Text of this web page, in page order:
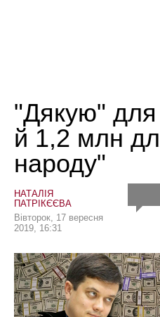
"Дякую"
й 1,2 млн
народу"
НАТАЛІЯ
ПАТРІКЄЄВА
Вівторок, 17 вересня
2019, 16:31